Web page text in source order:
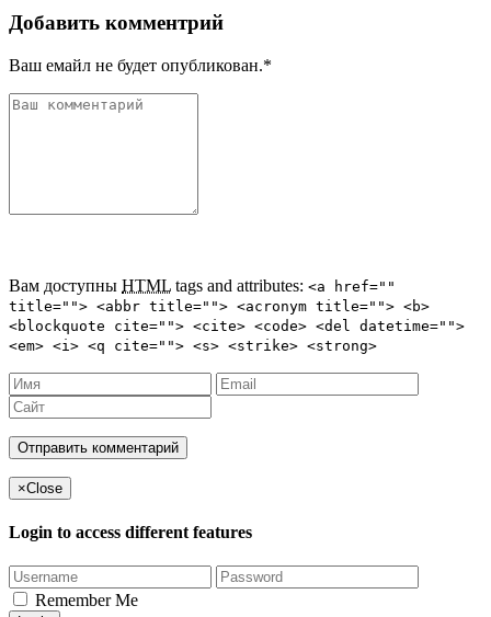
Добавить комментрий
Ваш емайл не будет опубликован.*
Вам доступны HTML tags and attributes: <a href=""
title=""> <abbr title=""> <acronym title=""> <b>
<blockquote cite=""> <cite> <code> <del datetime="">
<em> <i> <q cite=""> <s> <strike> <strong>
×Close
Login to access different features
Remember Me